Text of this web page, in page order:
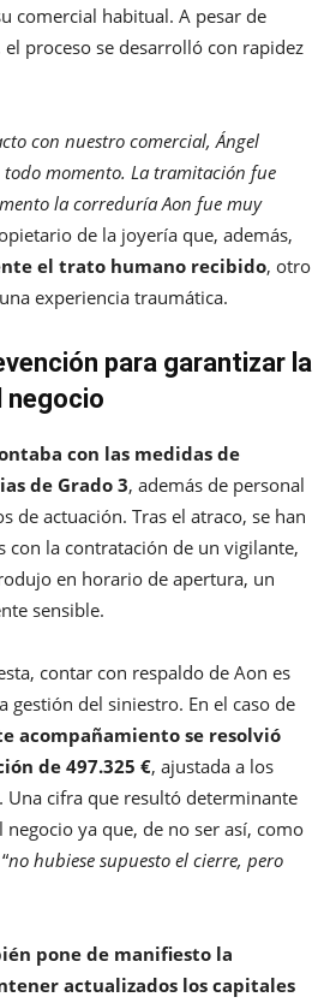
comercial habitual. A pesar de
proceso se desarrolló con rapidez
con nuestro comercial, Ángel
todo momento. La tramitación fue
la correduría Aon fue muy
de la joyería que, además,
el trato humano recibido, otro
experiencia traumática.
para garantizar la
negocio
con las medidas de
de Grado 3, además de personal
de actuación. Tras el atraco, se han
con la contratación de un vigilante,
en horario de apertura, un
sensible.
contar con respaldo de Aon es
gestión del siniestro. En el caso de
acompañamiento se resolvió
de 497.325 €, ajustada a los
Una cifra que resultó determinante
ya que, de no ser así, como
no hubiese supuesto el cierre, pero
pone de manifiesto la
actualizados los capitales